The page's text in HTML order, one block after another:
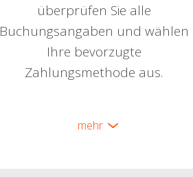
überprüfen Sie alle
Buchungsangaben und wählen
Ihre bevorzugte
Zahlungsmethode aus.
mehr